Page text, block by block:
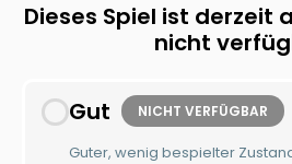
Dieses Spiel ist derzeit
nicht
Gut NICHT VERFÜGBAR
Guter, wenig bespielter